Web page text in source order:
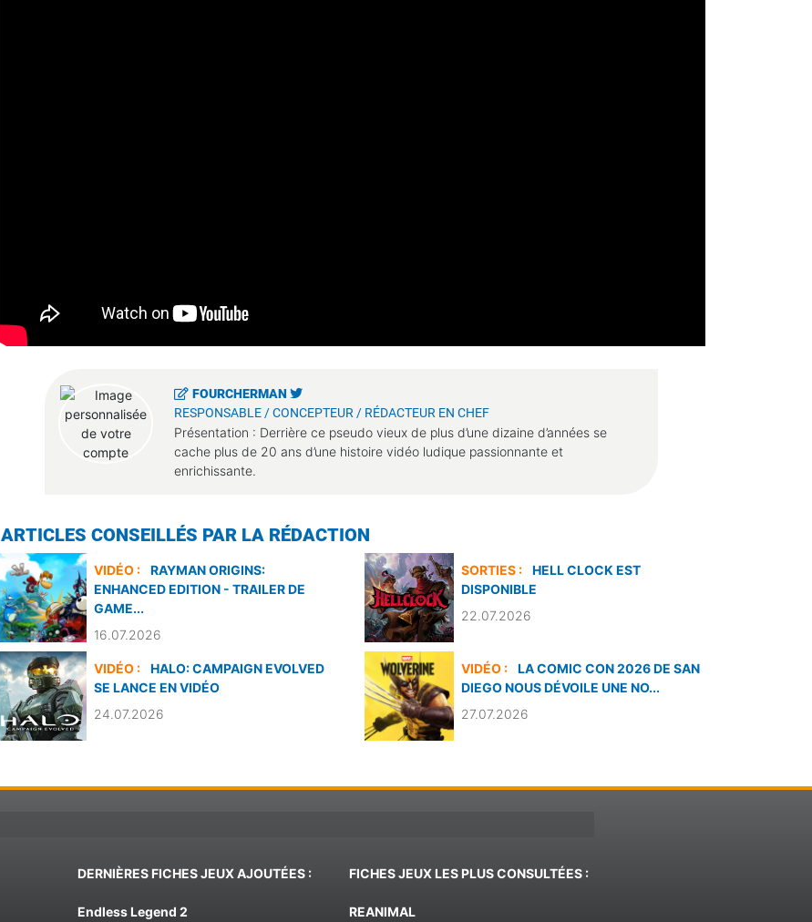
FOURCHERMAN
RESPONSABLE / CONCEPTEUR / RÉDACTEUR EN CHEF
Présentation : Derrière ce pseudo vieux de plus d’une dizaine d’années se
cache plus de 20 ans d’une histoire vidéo ludique passionnante et
enrichissante.
ARTICLES CONSEILLÉS PAR LA RÉDACTION
VIDÉO :
RAYMAN ORIGINS:
ENHANCED EDITION - TRAILER DE
GAME...
16.07.2026
SORTIES :
HELL CLOCK EST
DISPONIBLE
22.07.2026
VIDÉO :
HALO: CAMPAIGN EVOLVED
SE LANCE EN VIDÉO
24.07.2026
VIDÉO :
LA COMIC CON 2026 DE SAN
DIEGO NOUS DÉVOILE UNE NO...
27.07.2026
DERNIÈRES FICHES JEUX AJOUTÉES :
Endless Legend 2
FICHES JEUX LES PLUS CONSULTÉES :
REANIMAL